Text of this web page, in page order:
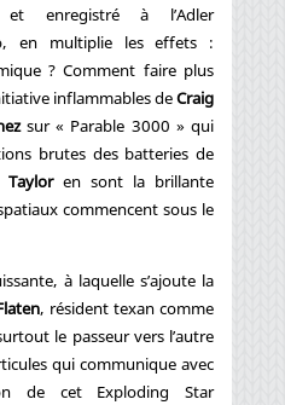
et enregistré à l’Adler
en multiplie les effets :
? Comment faire plus
inflammables deCraig
sur « Parable 3000 » qui
brutes des batteries de
Tayloren sont la brillante
commencent sous le
à laquelle s’ajoute la
, résident texan comme
le passeur vers l’autre
qui communique avec
de cet Exploding Star